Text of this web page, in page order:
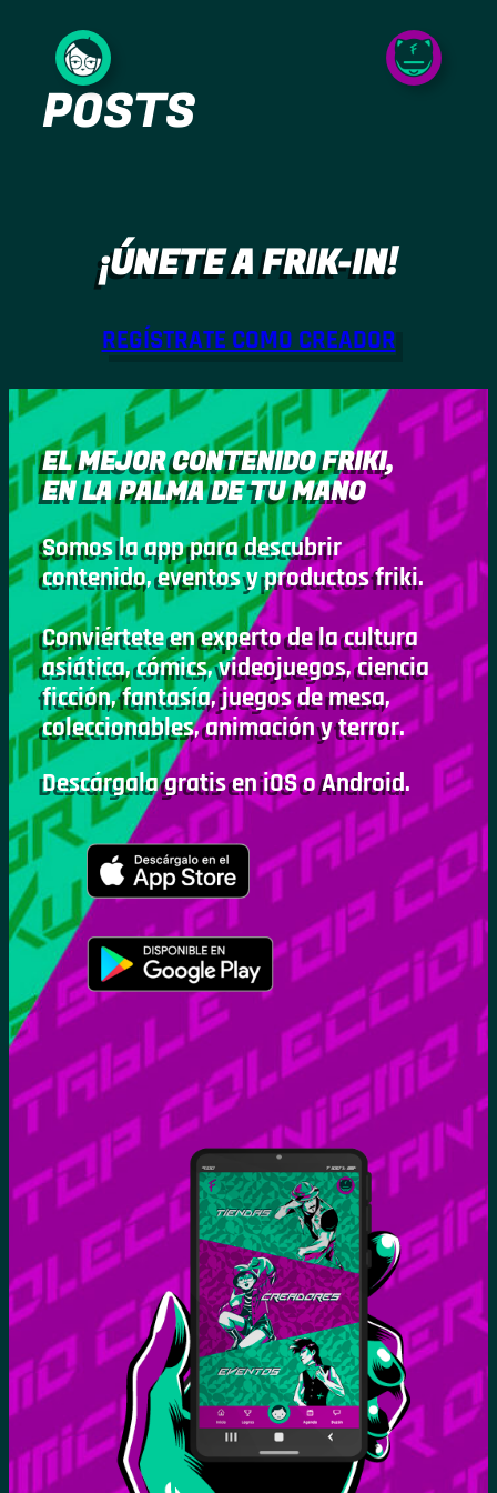
contenido
POSTS
¡ÚNETE A FRIK-IN!
REGÍSTRATE COMO CREADOR
EL MEJOR CONTENIDO FRIKI,
EN LA PALMA DE TU MANO
Somos la app para descubrir
contenido, eventos y productos friki.
Conviértete en experto de la cultura
asiática, cómics, videojuegos, ciencia
ficción, fantasía, juegos de mesa,
coleccionables, animación y terror.
Descárgala gratis en iOS o Android.